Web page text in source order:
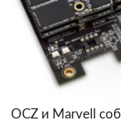
OCZ и Marvell